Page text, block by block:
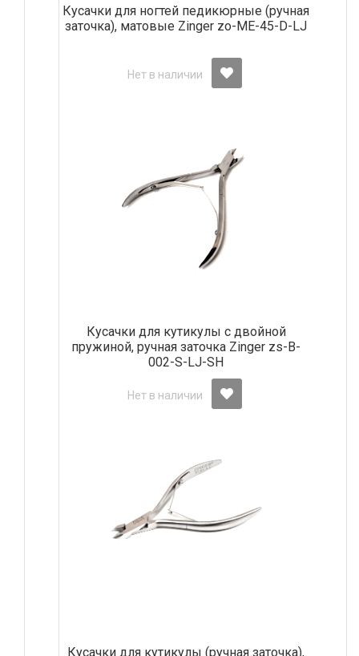
Кусачки для ногтей педикюрные (ручная
заточка), матовые Zinger zo-ME-45-D-LJ
Нет в наличии
Кусачки для кутикулы с двойной
пружиной, ручная заточка Zinger zs-B-
002-S-LJ-SH
Нет в наличии
Кусачки для кутикулы (ручная заточка),